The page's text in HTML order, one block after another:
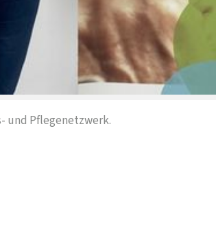
und Pflegenetzwerk.